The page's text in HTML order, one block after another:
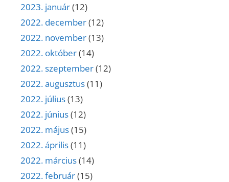
2023. január(12)
2022. december(12)
2022. november(13)
2022. október(14)
2022. szeptember(12)
2022. augusztus(11)
2022. július(13)
2022. június(12)
2022. május(15)
2022. április(11)
2022. március(14)
2022. február(15)